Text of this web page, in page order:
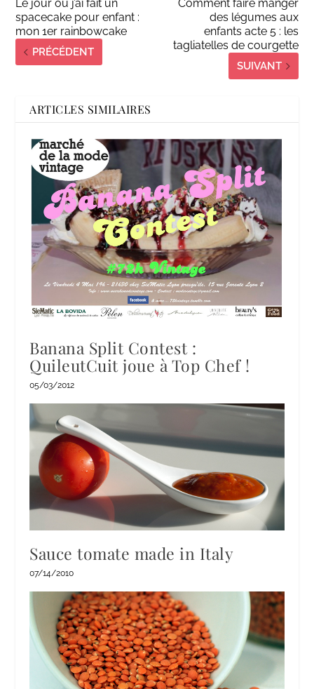
Le jour où j’ai fait un
spacecake pour enfant :
mon 1er rainbowcake
PRÉCÉDENT
Comment faire manger
des légumes aux
enfants acte 5 : les
tagliatelles de courgette
SUIVANT
ARTICLES SIMILAIRES
Banana Split Contest :
QuileutCuit joue à Top Chef !
05/03/2012
Sauce tomate made in Italy
07/14/2010